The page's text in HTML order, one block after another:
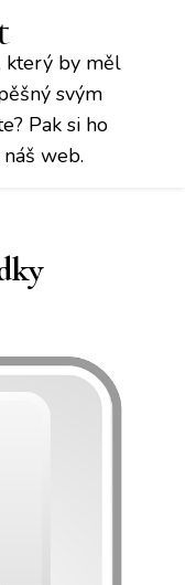
který by měl
svým
Pak si ho
web.